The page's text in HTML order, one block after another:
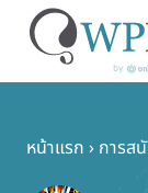
หน้าแรก › การส